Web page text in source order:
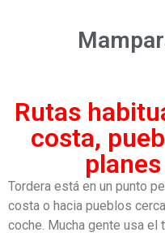
Rutas
costa,
Tordera está en un punto
costa o hacia pueblos
coche. Mucha gente usa el